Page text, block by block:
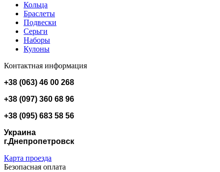
Кольца
Браслеты
Подвески
Серьги
Наборы
Кулоны
Контактная информация
+38 (063) 46 00 268
+38 (097) 360 68 96
+38 (095) 683 58 56
Украина
г.Днепропетровск
Карта проезда
Безопасная оплата